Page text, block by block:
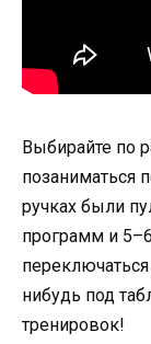
Выбирайте по
позаниматься
ручках были
программ и
нибудь под
тренировок!